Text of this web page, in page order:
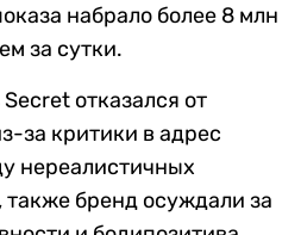
набрало более 8 млн
за сутки.
отказался от
за критики в адрес
нереалистичных
также бренд осуждали за